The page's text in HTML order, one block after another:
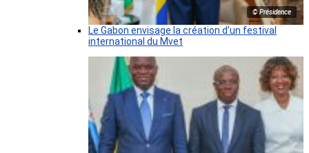
© Présidence
Le Gabon envisage la création d’un festival
international du Mvet